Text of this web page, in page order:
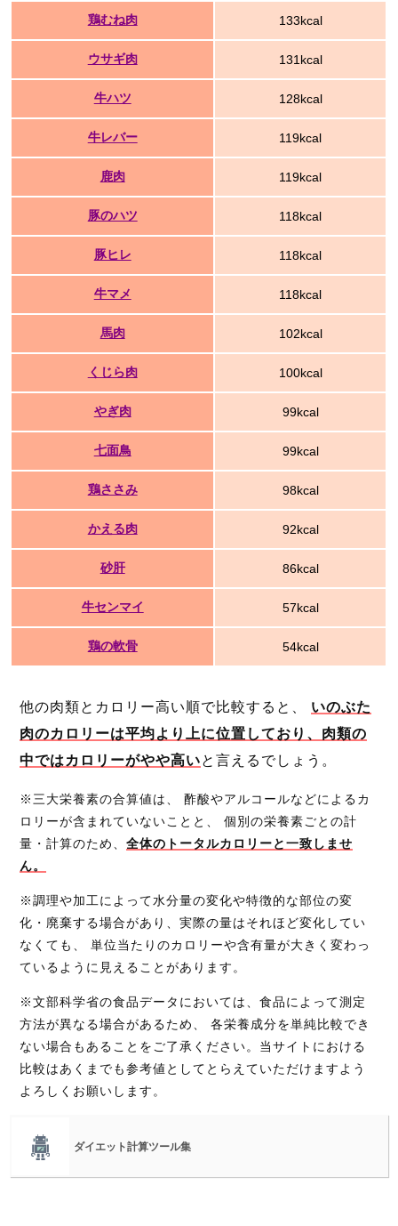
鶏むね肉 133kcal
ウサギ肉 131kcal
牛ハツ 128kcal
牛レバー 119kcal
鹿肉 119kcal
豚のハツ 118kcal
豚ヒレ 118kcal
牛マメ 118kcal
馬肉 102kcal
くじら肉 100kcal
やぎ肉 99kcal
七面鳥 99kcal
鶏ささみ 98kcal
かえる肉 92kcal
砂肝 86kcal
牛センマイ 57kcal
鶏の軟骨 54kcal
他の肉類とカロリー高い順で比較すると、 いのぶた
肉のカロリーは平均より上に位置しており、肉類の
中ではカロリーがやや高いと言えるでしょう。
※三大栄養素の合算値は、 酢酸やアルコールなどによるカ
ロリーが含まれていないことと、 個別の栄養素ごとの計
量・計算のため、 全体のトータルカロリーと一致しませ
ん。
※調理や加工によって水分量の変化や特徴的な部位の変
化・廃棄する場合があり、実際の量はそれほど変化してい
なくても、 単位当たりのカロリーや含有量が大きく変わっ
ているように見えることがあります。
※文部科学省の食品データにおいては、食品によって測定
方法が異なる場合があるため、 各栄養成分を単純比較でき
ない場合もあることをご了承ください。当サイトにおける
比較はあくまでも参考値としてとらえていただけますよう
よろしくお願いします。
ダイエット計算ツール集